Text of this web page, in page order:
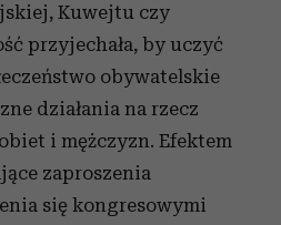
Kuwejtu czy
przyjechała, by uczyć
obywatelskie
działania na rzecz
i mężczyzn. Efektem
zaproszenia
się kongresowymi